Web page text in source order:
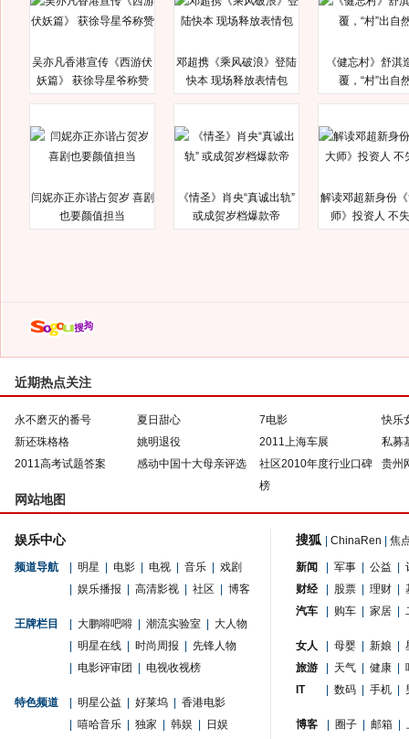
吴亦凡香港宣传《西游伏
妖篇》 获徐导星爷称赞
邓超携《乘风破浪》登陆
快本 现场释放表情包
《健忘村》舒淇
覆，“村”出自
闫妮亦正亦谐占贺岁 喜剧
也要颜值担当
《情圣》肖央“真诚出轨”
或成贺岁档爆款帝
解读邓超新身份
师》投资人 不
近期热点关注
永不磨灭的番号 夏日甜心 7电影
快乐
新还珠格格
姚明退役 2011上海车展
私募
2011高考试题答案
感动中国十大母亲评选
社区2010年度行业口碑
榜
贵州
网站地图
娱乐中心
频道导航 明星 电影 电视 音乐
戏剧
娱乐播报 高清影视 社区 博客
王牌栏目 大鹏嘚吧嘚 潮流实验室
大人物
明星在线 时尚周报
先锋人物
电影评审团 电视收视榜
特色频道 明星公益 好莱坞
香港电影
嘻哈音乐 独家 韩娱 日娱
搜狐 ChinaRen 焦
新闻 军事 公益
财经
股票 理财
汽车
购车 家居
女人 母婴 新娘
旅游
天气 健康
IT
数码 手机
博客 圈子 邮箱